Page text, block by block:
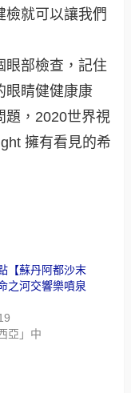
檢就可以讓我們
眼部檢查，記住
眼睛健健康康
題，2020世界視
擁有看見的希
【蘇丹阿都沙末
之河交響樂噴泉
亞」中